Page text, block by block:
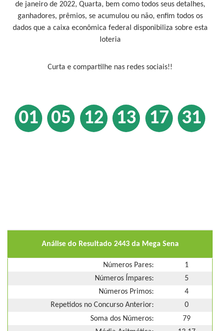
de janeiro de 2022, Quarta, bem como todos seus detalhes,
ganhadores, prêmios, se acumulou ou não, enfim todos os
dados que a caixa econômica federal disponibiliza sobre esta
loteria
Curta e compartilhe nas redes sociais!!
01 05 12 13 17 31
Análise do Resultado 2443 da Mega Sena
Números Pares:
1
Números Ímpares:
5
Números Primos:
4
Repetidos no Concurso Anterior:
0
Soma dos Números:
79